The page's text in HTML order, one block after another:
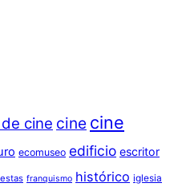
cine cine cine
ecomuseo edificio escritor
franquismo histórico iglesia